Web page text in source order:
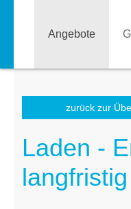
Angebote
zurück zur
Laden -